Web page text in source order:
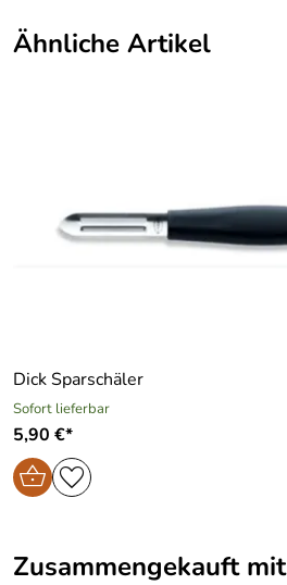
Ähnliche Artikel
Dick Sparschäler
Sofort lieferbar
5,90 €*
Zusammengekauft mit